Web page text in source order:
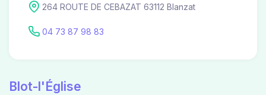
264 ROUTE DE CEBAZAT 63112 Blanzat
04 73 87 98 83
Blot-l'Église